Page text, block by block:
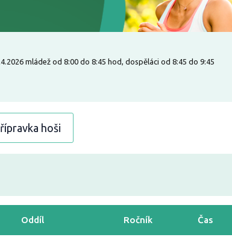
mládež od 8:00 do 8:45 hod, dospěláci od 8:45 do 9:45
hoši
Oddíl Ročník Čas